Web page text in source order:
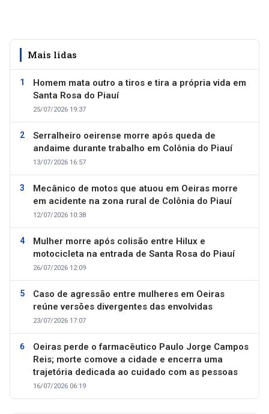
Mais lidas
Homem mata outro a tiros e tira a própria vida em
Santa Rosa do Piauí
25/07/2026 19:37
Serralheiro oeirense morre após queda de
andaime durante trabalho em Colônia do Piauí
13/07/2026 16:57
Mecânico de motos que atuou em Oeiras morre
em acidente na zona rural de Colônia do Piauí
12/07/2026 10:38
Mulher morre após colisão entre Hilux e
motocicleta na entrada de Santa Rosa do Piauí
26/07/2026 12:09
Caso de agressão entre mulheres em Oeiras
reúne versões divergentes das envolvidas
23/07/2026 17:07
Oeiras perde o farmacêutico Paulo Jorge Campos
Reis; morte comove a cidade e encerra uma
trajetória dedicada ao cuidado com as pessoas
16/07/2026 06:19